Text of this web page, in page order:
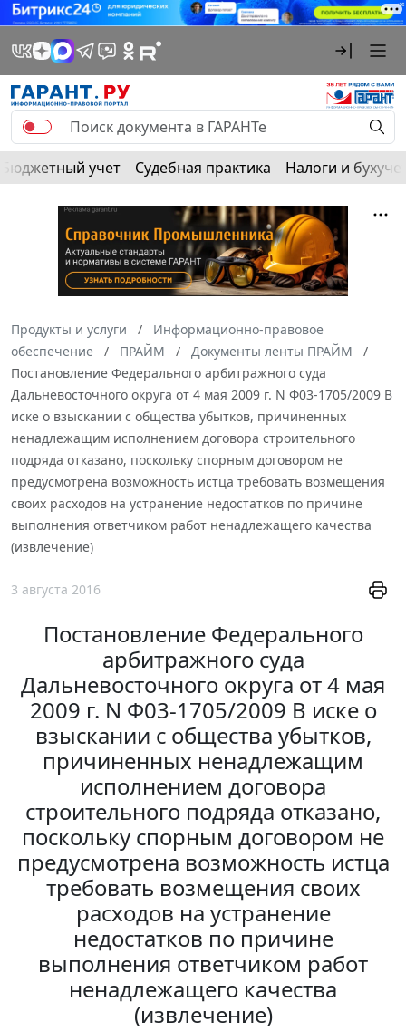
Бюджетный учет Судебная практика Налоги и
Продукты и услуги
Информационно-правовое
обеспечение
ПРАЙМ
Документы ленты ПРАЙМ
Постановление Федерального арбитражного суда
Дальневосточного округа от 4 мая 2009 г. N Ф03-1705/2009 В
иске о взыскании с общества убытков, причиненных
ненадлежащим исполнением договора строительного
подряда отказано, поскольку спорным договором не
предусмотрена возможность истца требовать возмещения
своих расходов на устранение недостатков по причине
выполнения ответчиком работ ненадлежащего качества
(извлечение)
3 августа 2016
Постановление Федерального
арбитражного суда
Дальневосточного округа от 4 мая
2009 г. N Ф03-1705/2009 В иске о
взыскании с общества убытков,
причиненных ненадлежащим
исполнением договора
строительного подряда отказано,
поскольку спорным договором не
предусмотрена возможность истца
требовать возмещения своих
расходов на устранение
недостатков по причине
выполнения ответчиком работ
ненадлежащего качества
(извлечение)